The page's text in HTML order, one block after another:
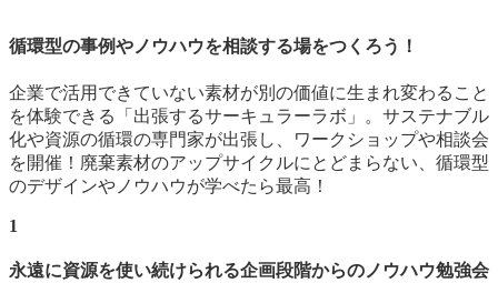
循環型の事例やノウハウを相談する場をつくろう！
企業で活用できていない素材が別の価値に生まれ変わること
を体験できる「出張するサーキュラーラボ」。サステナブル
化や資源の循環の専門家が出張し、ワークショップや相談会
を開催！廃棄素材のアップサイクルにとどまらない、循環型
のデザインやノウハウが学べたら最高！
1
永遠に資源を使い続けられる企画段階からのノウハウ勉強会